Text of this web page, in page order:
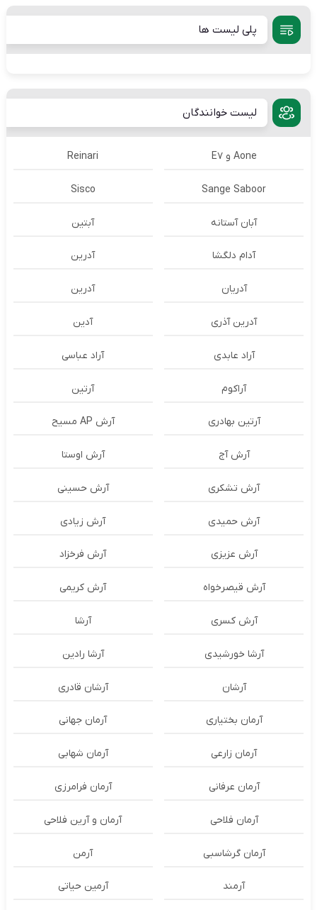
پلی لیست ها
لیست خوانندگان
Aone و E7 Reinari
Sange Saboor
Sisco
آبان آستانه آبتین
آدام دلگشا آدرين
آدریان آدرین
آدرین آذری آدین
آراد عابدی آراد عباسی
آراکوم آرتین
آرتین بهادری آرش AP مسیح
آرش آج آرش اوستا
آرش تشکری آرش حسینی
آرش حمیدی آرش زیادی
آرش عزیزی آرش فرخزاد
آرش قیصرخواه آرش کریمی
آرش کسری آرشا
آرشا خورشیدی آرشا رادین
آرشان آرشان قادری
آرمان بختیاری آرمان جهانی
آرمان زارعی آرمان شهابی
آرمان عرفانی آرمان فرامرزی
آرمان فلاحی آرمان و آرین فلاحی
آرمان گرشاسبی آرمن
آرمند آرمین حیاتی